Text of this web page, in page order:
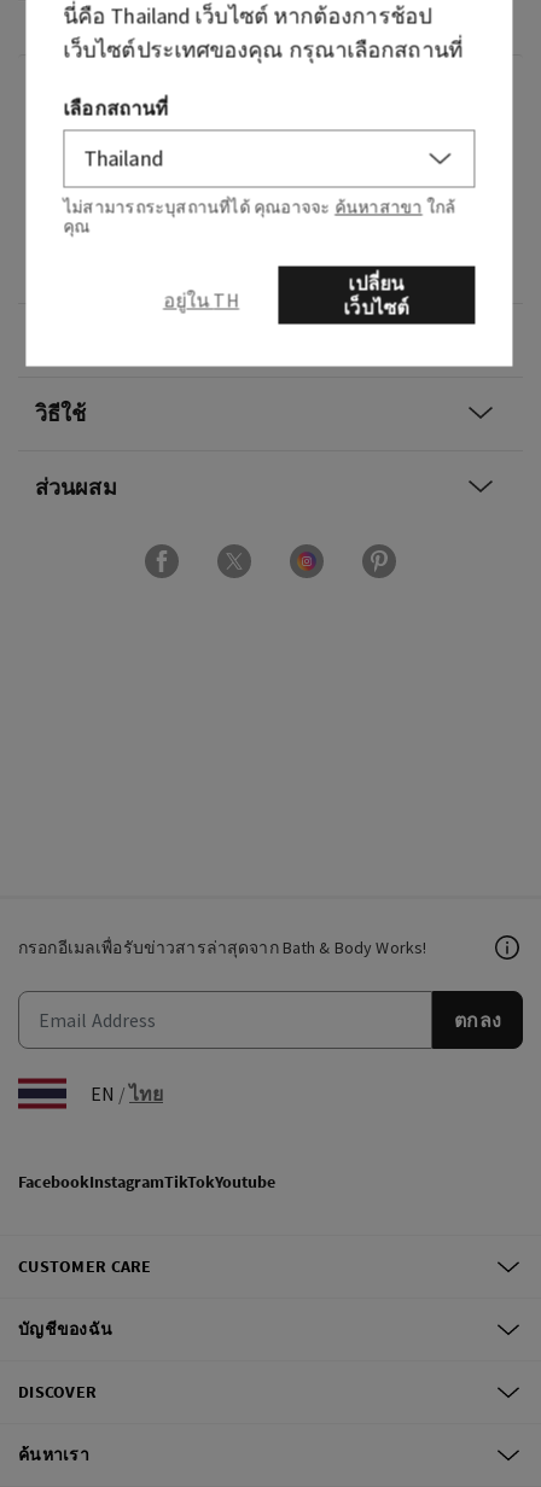
กลิ่น
What it smells like: a bold, smooth, barrel-aged
pour.
Fragrance notes: white pepper, dark amber and
วิธีใช้
ส่วนผสม
กรอกอีเมลเพื่อรับข่าวสารล่าสุดจาก Bath & Body Works!
ตกลง
EN /ไทย
FacebookInstagramTikTokYoutube
CUSTOMER CARE
บัญชีของฉัน
DISCOVER
ค้นหาเรา
นี่คือ Thailand เว็บไซต์ หากต้องการช้อป
เว็บไซต์ประเทศของคุณ กรุณาเลือกสถานที่
เลือกสถานที่
ไม่สามารถระบุสถานที่ได้ คุณอาจจะ ค้นหาสาขา ใกล้
คุณ
อยู่ใน TH
เปลี่ยน
เว็บไซต์